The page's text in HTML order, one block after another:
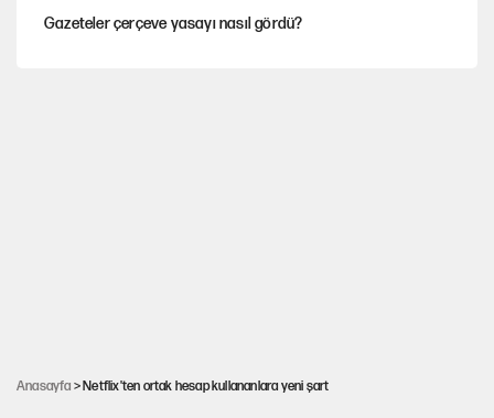
Gazeteler çerçeve yasayı nasıl gördü?
Anasayfa > Netflix'ten ortak hesap kullananlara yeni şart